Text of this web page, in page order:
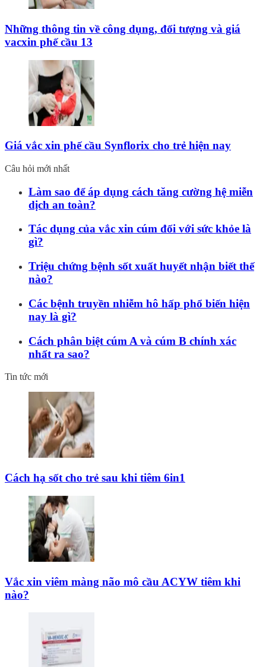
Những thông tin về công dụng, đối tượng và giá
vacxin phế cầu 13
Giá vắc xin phế cầu Synflorix cho trẻ hiện nay
Câu hỏi mới nhất
Làm sao để áp dụng cách tăng cường hệ miễn
dịch an toàn?
Tác dụng của vắc xin cúm đối với sức khỏe là
gì?
Triệu chứng bệnh sốt xuất huyết nhận biết thế
nào?
Các bệnh truyền nhiễm hô hấp phổ biến hiện
nay là gì?
Cách phân biệt cúm A và cúm B chính xác
nhất ra sao?
Tin tức mới
Cách hạ sốt cho trẻ sau khi tiêm 6in1
Vắc xin viêm màng não mô cầu ACYW tiêm khi
nào?